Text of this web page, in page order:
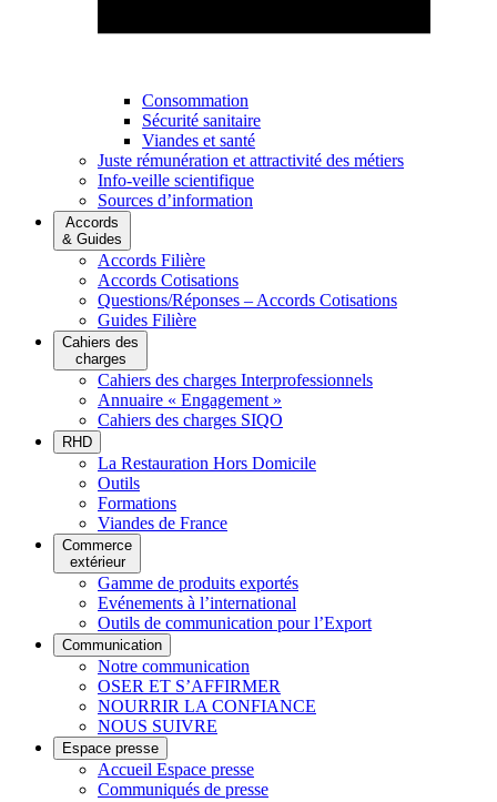
Consommation
Sécurité sanitaire
Viandes et santé
Juste rémunération et attractivité des métiers
Info-veille scientifique
Sources d’information
Accords
& Guides
Accords Filière
Accords Cotisations
Questions/Réponses – Accords Cotisations
Guides Filière
Cahiers des
charges
Cahiers des charges Interprofessionnels
Annuaire « Engagement »
Cahiers des charges SIQO
RHD
La Restauration Hors Domicile
Outils
Formations
Viandes de France
Commerce
extérieur
Gamme de produits exportés
Evénements à l’international
Outils de communication pour l’Export
Communication
Notre communication
OSER ET S’AFFIRMER
NOURRIR LA CONFIANCE
NOUS SUIVRE
Espace presse
Accueil Espace presse
Communiqués de presse